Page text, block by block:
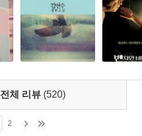
전체 리뷰 (520)
2